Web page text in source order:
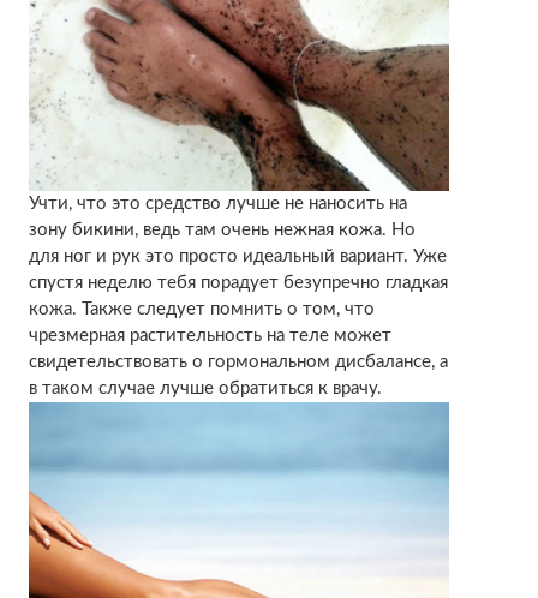
Учти, что это средство лучше не наносить на
зону бикини, ведь там очень нежная кожа. Но
для ног и рук это просто идеальный вариант. Уже
спустя неделю тебя порадует безупречно гладкая
кожа. Также следует помнить о том, что
чрезмерная растительность на теле может
свидетельствовать о гормональном дисбалансе, а
в таком случае лучше обратиться к врачу.